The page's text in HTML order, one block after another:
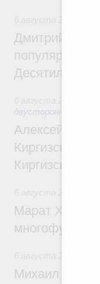
Дмитрий
популярного
Десятилетия
двусторонней основе
Алексей
Киргизского
Киргизской
Марат
Михаил